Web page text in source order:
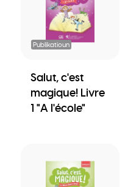
Publikatioun
Salut, c'est
magique! Livre
1 "A l'école"